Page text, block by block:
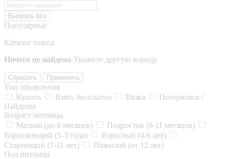
Выбрать все
Популярные
Каталог пород
Ничего не найдено Укажите другую породу
Сбросить Применить
Тип объявления
Купить
Взять бесплатно Вязка
Потерялись /
Найдены
Возраст питомца
Малыш (до 6 месяцев)
Подросток (6-11 месяцев)
Взрослеющий (1-3 года)
Взрослый (4-6 лет)
Стареющий (7-11 лет)
Пожилой (от 12 лет)
Пол питомца